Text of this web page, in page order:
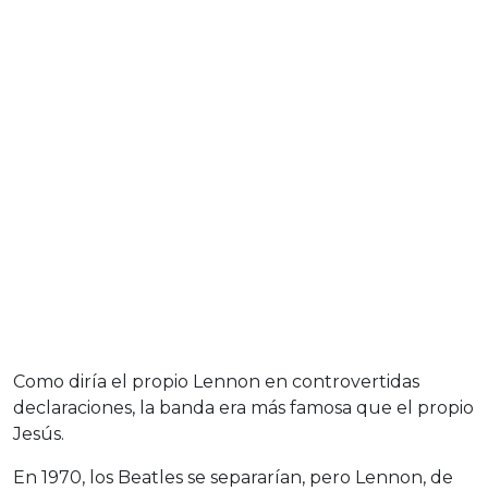
Como diría el propio Lennon en controvertidas
declaraciones, la banda era más famosa que el propio
Jesús.
En 1970, los Beatles se separarían, pero Lennon, de